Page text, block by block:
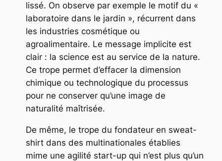
lissé. On observe par exemple le motif du «
laboratoire dans le jardin », récurrent dans
les industries cosmétique ou
agroalimentaire. Le message implicite est
clair : la science est au service de la nature.
Ce trope permet d’effacer la dimension
chimique ou technologique du processus
pour ne conserver qu’une image de
naturalité maîtrisée.
De même, le trope du fondateur en sweat-
shirt dans des multinationales établies
mime une agilité start-up qui n’est plus qu’un